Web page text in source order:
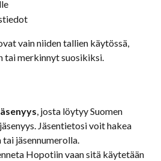
vain niiden tallien käytössä,
tai merkinnyt suosikiksi.
, josta löytyy Suomen
Jäsentietosi voit hakea
jäsennumerolla.
Hopotiin vaan sitä käytetään